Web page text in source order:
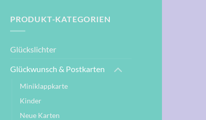
PRODUKT-KATEGORIEN
Glückslichter
Glückwunsch & Postkarten
Miniklappkarte
Kinder
Neue Karten